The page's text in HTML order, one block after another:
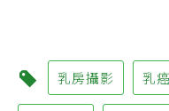
乳房攝影 乳癌